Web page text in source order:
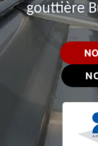
gouttière